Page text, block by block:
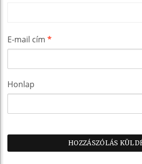
E-mail cím *
Honlap